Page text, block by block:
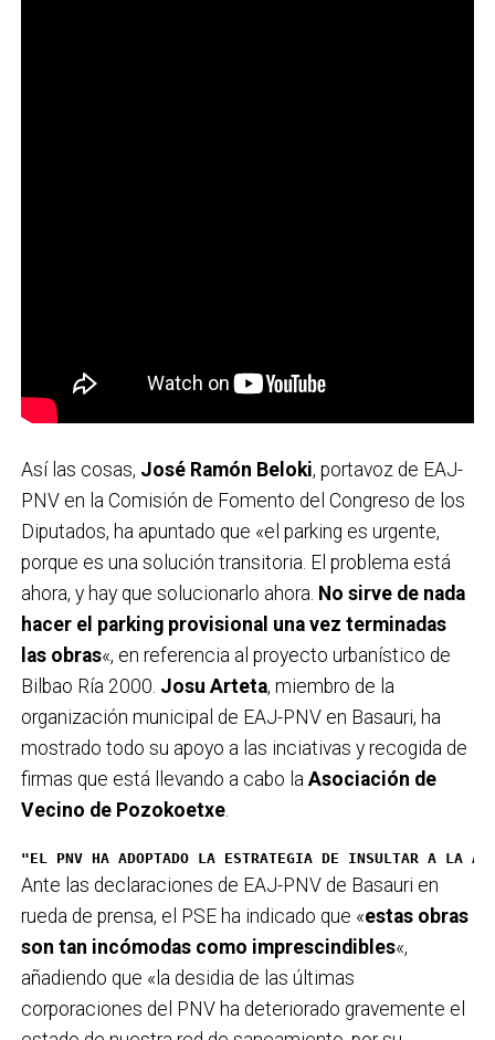
Así las cosas, José Ramón Beloki, portavoz de EAJ-
PNV en la Comisión de Fomento del Congreso de los
Diputados, ha apuntado que «el parking es urgente,
porque es una solución transitoria. El problema está
ahora, y hay que solucionarlo ahora. No sirve de nada
hacer el parking provisional una vez terminadas
las obras«, en referencia al proyecto urbanístico de
Bilbao Ría 2000. Josu Arteta, miembro de la
organización municipal de EAJ-PNV en Basauri, ha
mostrado todo su apoyo a las inciativas y recogida de
firmas que está llevando a cabo la Asociación de
Vecino de Pozokoetxe.
"EL PNV HA ADOPTADO LA ESTRATEGIA DE INSULTAR A LA
Ante las declaraciones de EAJ-PNV de Basauri en
rueda de prensa, el PSE ha indicado que «estas obras
son tan incómodas como imprescindibles«,
añadiendo que «la desidia de las últimas
corporaciones del PNV ha deteriorado gravemente el